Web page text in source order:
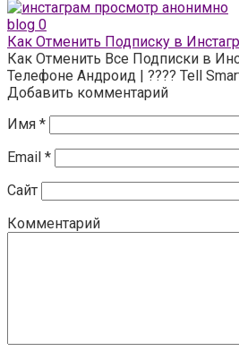
blog 0
Как Отменить Подписку в
Как Отменить Все Подписки в
Телефоне Андроид | ???? Tell
Добавить комментарий
Имя *
Email *
Сайт
Комментарий